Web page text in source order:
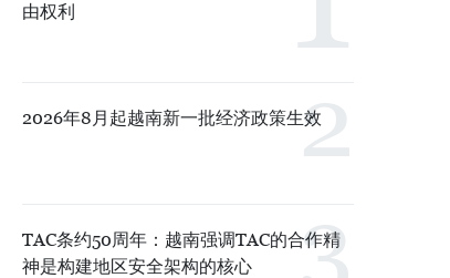
由权利
2026年8月起越南新一批经济政策生效
TAC条约50周年：越南强调TAC的合作精
神是构建地区安全架构的核心